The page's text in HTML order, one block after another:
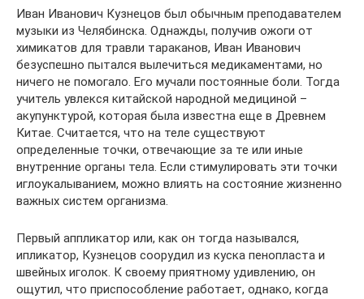
Иван Иванович Кузнецов был обычным преподавателем
музыки из Челябинска. Однажды, получив ожоги от
химикатов для травли тараканов, Иван Иванович
безуспешно пытался вылечиться медикаментами, но
ничего не помогало. Его мучали постоянные боли. Тогда
учитель увлекся китайской народной медициной –
акупунктурой, которая была известна еще в Древнем
Китае. Считается, что на теле существуют
определенные точки, отвечающие за те или иные
внутренние органы тела. Если стимулировать эти точки
иглоукалыванием, можно влиять на состояние жизненно
важных систем организма.
Первый аппликатор или, как он тогда назывался,
ипликатор, Кузнецов соорудил из куска пенопласта и
швейных иголок. К своему приятному удивлению, он
ощутил, что приспособление работает, однако, когда